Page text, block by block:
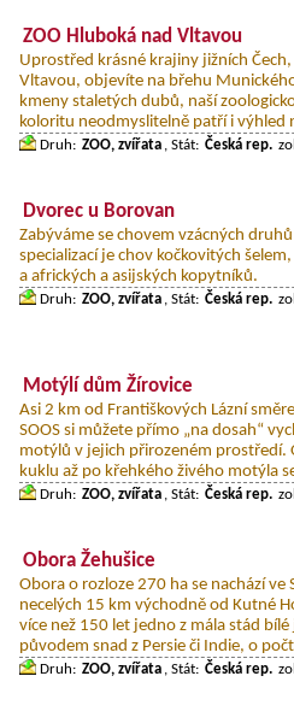
ZOO Hluboká nad Vltavou
Uprostřed krásné krajiny jižních
Vltavou, objevíte na břehu
kmeny staletých dubů, naší
koloritu neodmyslitelně patří i výhled
Druh: ZOO, zvířata , Stát: Česká rep.
Dvorec u Borovan
Zabýváme se chovem vzácných
specializací je chov kočkovitých
a afrických a asijských kopytníků.
Druh: ZOO, zvířata , Stát: Česká rep.
Motýlí dům Žírovice
Asi 2 km od Františkových Lázní
SOOS si můžete přímo „na dosah“
motýlů v jejich přirozeném prostředí.
kuklu až po křehkého živého motýla
Druh: ZOO, zvířata , Stát: Česká rep.
Obora Žehušice
Obora o rozloze 270 ha se nachází ve
necelých 15 km východně od Kutné
více než 150 let jedno z mála stád bílé
původem snad z Persie či Indie, o
Druh: ZOO, zvířata , Stát: Česká rep.